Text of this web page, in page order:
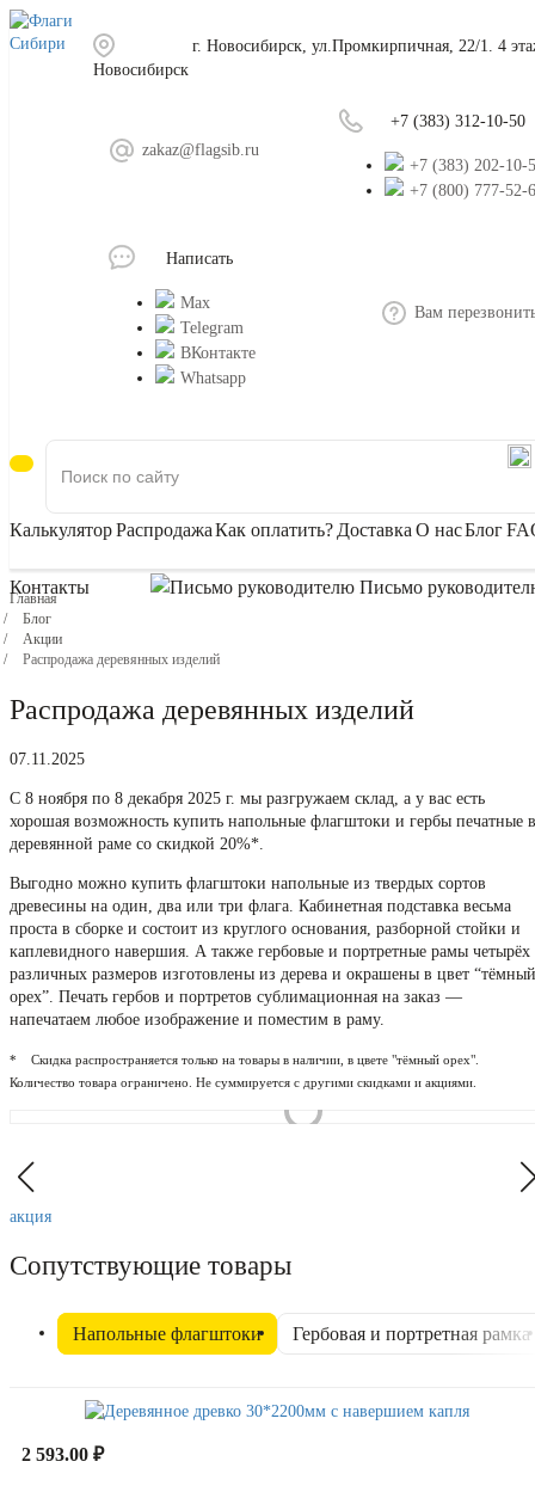
г. Новосибирск, ул.Промкирпичная, 22/1. 4
Новосибирск
zakaz@flagsib.ru
+7 (383) 312-10-50
+7 (383) 202-10-
+7 (800) 777-52-
Написать
Max
Telegram
ВКонтакте
Whatsapp
Вам
КалькуляторРаспродажаКак оплатить? Доставка О насБлог
Контакты Письмо
Главная
Блог
Акции
Распродажа деревянных изделий
Распродажа деревянных изделий
07.11.2025
С 8 ноября по 8 декабря 2025 г. мы разгружаем склад, а у вас есть
хорошая возможность купить напольные флагштоки и гербы печатные в
деревянной раме со скидкой 20%*.
Выгодно можно купить флагштоки напольные из твердых сортов
древесины на один, два или три флага. Кабинетная подставка весьма
проста в сборке и состоит из круглого основания, разборной стойки и
каплевидного навершия. А также гербовые и портретные рамы четырёх
различных размеров изготовлены из дерева и окрашены в цвет “тёмный
орех”. Печать гербов и портретов сублимационная на заказ —
напечатаем любое изображение и поместим в раму.
* Скидка распространяется только на товары в наличии, в цвете "тёмный орех".
Количество товара ограничено. Не суммируется с другими скидками и акциями.
акция
Сопутствующие товары
Напольные флагштоки Гербовая и портретная рамка
2 593.00 ₽